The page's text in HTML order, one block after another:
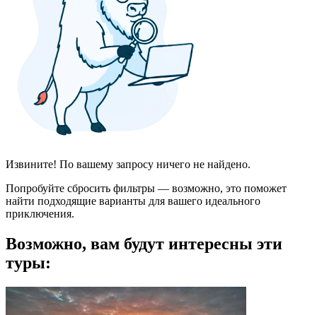
Извините! По вашему запросу ничего не найдено.
Попробуйте сбросить фильтры — возможно, это поможет
найти подходящие варианты для вашего идеального
приключения.
Возможно, вам будут интересны эти
туры: